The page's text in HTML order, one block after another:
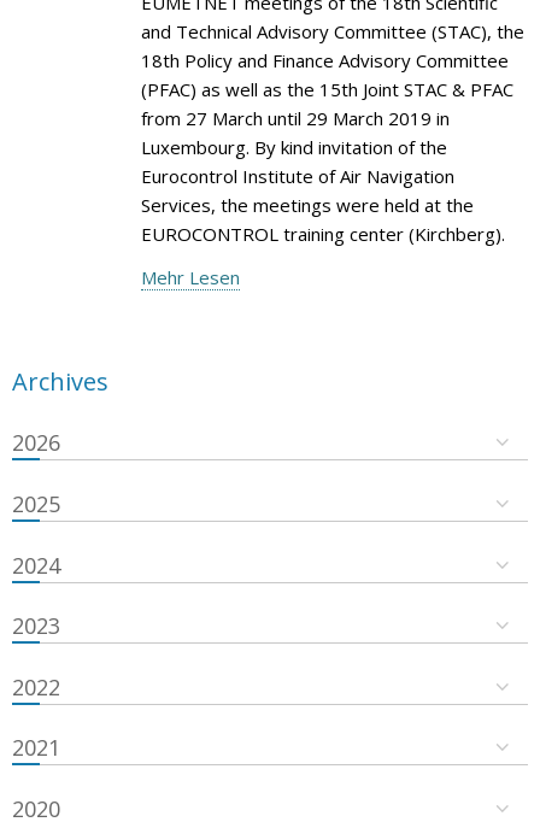
and Technical Advisory Committee (STAC), the
18th Policy and Finance Advisory Committee
(PFAC) as well as the 15th Joint STAC & PFAC
from 27 March until 29 March 2019 in
Luxembourg. By kind invitation of the
Eurocontrol Institute of Air Navigation
Services, the meetings were held at the
EUROCONTROL training center (Kirchberg).
Mehr Lesen
Archives
2026
2025
2024
2023
2022
2021
2020